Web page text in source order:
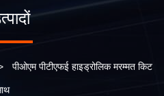
पीओएम पीटीएफई हाइड्रोलिक मरम्मत किट